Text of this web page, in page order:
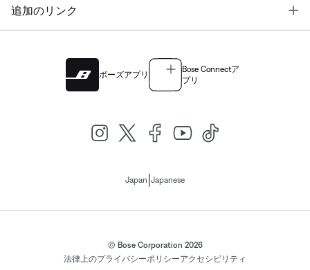
追加のリンク
ボーズアプリ
Bose Connectア
プリ
Japan Japanese
© Bose Corporation 2026
法律上のプライバシーポリシーアクセシビリティ